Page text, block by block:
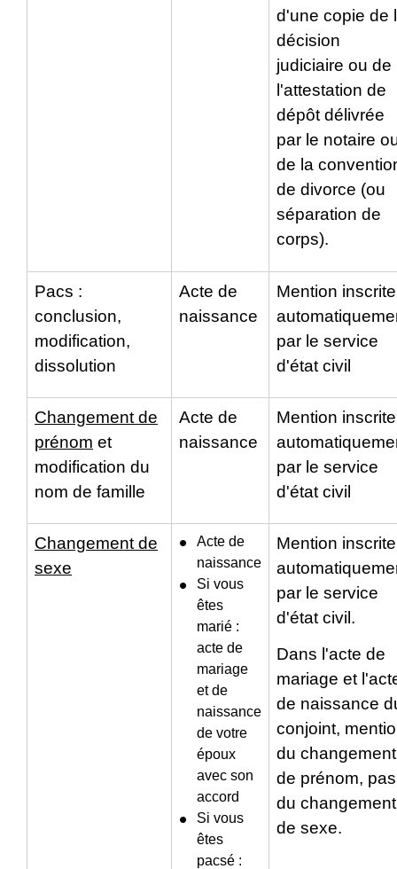
d'une copie de
décision
judiciaire ou de
l'attestation de
dépôt délivrée
par le notaire
de la
de divorce (ou
séparation de
corps).
Pacs :
conclusion,
modification,
dissolution
Acte de
naissance
Mention inscrite
par le service
d'état civil
Changement de
prénom et
modification du
nom de famille
Acte de
naissance
Mention inscrite
par le service
d'état civil
Changement de
sexe
Acte de
naissance
Si vous
êtes
marié :
acte de
mariage
et de
naissance
de votre
époux
avec son
accord
Si vous
êtes
pacsé :
Mention inscrite
par le service
d'état civil.
Dans l'acte de
mariage et
de naissance
conjoint,
du changement
de prénom, pas
du changement
de sexe.